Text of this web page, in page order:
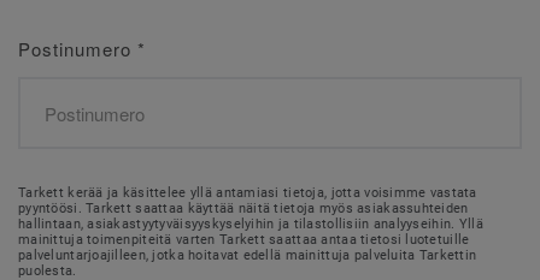
Postinumero *
Tarkett kerää ja käsittelee yllä antamiasi tietoja, jotta voisimme vastata
pyyntöösi. Tarkett saattaa käyttää näitä tietoja myös asiakassuhteiden
hallintaan, asiakastyytyväisyyskyselyihin ja tilastollisiin analyyseihin. Yllä
mainittuja toimenpiteitä varten Tarkett saattaa antaa tietosi luotetuille
palveluntarjoajilleen, jotka hoitavat edellä mainittuja palveluita Tarkettin
puolesta.